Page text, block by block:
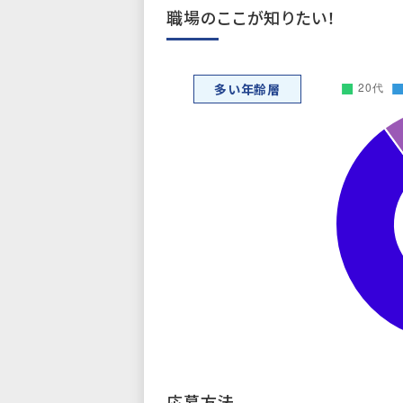
職場のここが知りたい！
多い年齢層